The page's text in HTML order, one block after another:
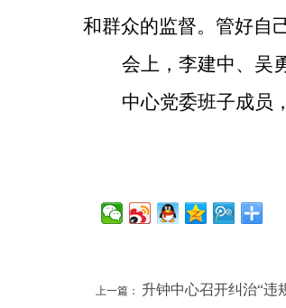
和群众的监督。管好自
会上，李建中、吴
中心党委班子成员
上一篇： 升钟中心召开纠治“违